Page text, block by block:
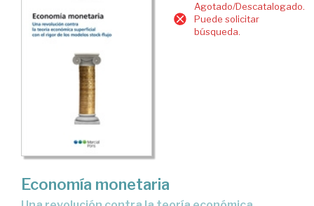
Agotado/Descatalogado.
Puede solicitar
búsqueda.
Economía monetaria